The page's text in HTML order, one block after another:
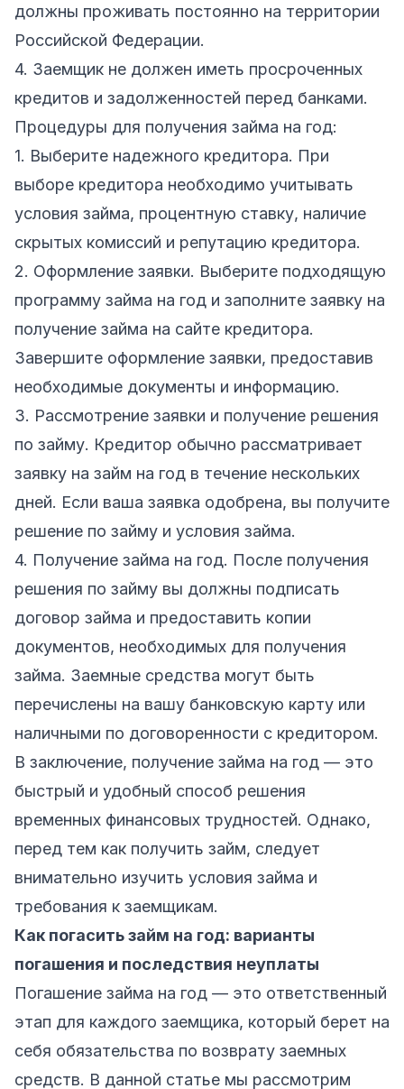
должны проживать постоянно на территории
Российской Федерации.
4. Заемщик не должен иметь просроченных
кредитов и задолженностей перед банками.
Процедуры для получения займа на год:
1. Выберите надежного кредитора. При
выборе кредитора необходимо учитывать
условия займа, процентную ставку, наличие
скрытых комиссий и репутацию кредитора.
2. Оформление заявки. Выберите подходящую
программу займа на год и заполните заявку на
получение займа на сайте кредитора.
Завершите оформление заявки, предоставив
необходимые документы и информацию.
3. Рассмотрение заявки и получение решения
по займу. Кредитор обычно рассматривает
заявку на займ на год в течение нескольких
дней. Если ваша заявка одобрена, вы получите
решение по займу и условия займа.
4. Получение займа на год. После получения
решения по займу вы должны подписать
договор займа и предоставить копии
документов, необходимых для получения
займа. Заемные средства могут быть
перечислены на вашу банковскую карту или
наличными по договоренности с кредитором.
В заключение, получение займа на год — это
быстрый и удобный способ решения
временных финансовых трудностей. Однако,
перед тем как получить займ, следует
внимательно изучить условия займа и
требования к заемщикам.
Как погасить займ на год: варианты
погашения и последствия неуплаты
Погашение займа на год — это ответственный
этап для каждого заемщика, который берет на
себя обязательства по возврату заемных
средств. В данной статье мы рассмотрим